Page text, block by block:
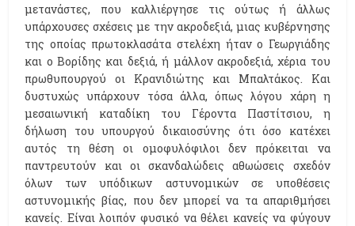
μετανάστες, που καλλιέργησε τις ούτως ή άλλως
υπάρχουσες σχέσεις με την ακροδεξιά, μιας κυβέρνησης
της οποίας πρωτοκλασάτα στελέχη ήταν ο Γεωργιάδης
και ο Βορίδης και δεξιά, ή μάλλον ακροδεξιά, χέρια του
πρωθυπουργού οι Κρανιδιώτης και Μπαλτάκος. Και
δυστυχώς υπάρχουν τόσα άλλα, όπως λόγου χάρη η
μεσαιωνική καταδίκη του Γέροντα Παστίτσιου, η
δήλωση του υπουργού δικαιοσύνης ότι όσο κατέχει
αυτός τη θέση οι ομοφυλόφιλοι δεν πρόκειται να
παντρευτούν και οι σκανδαλώδεις αθωώσεις σχεδόν
όλων των υπόδικων αστυνομικών σε υποθέσεις
αστυνομικής βίας, που δεν μπορεί να τα απαριθμήσει
κανείς. Είναι λοιπόν φυσικό να θέλει κανείς να φύγουν